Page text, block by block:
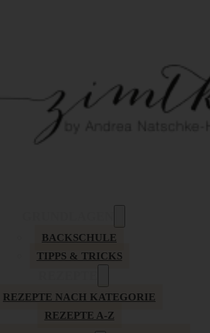
BACKSCHULE
TIPPS & TRICKS
REZEPTE NACH KATEGORIE
REZEPTE A-Z